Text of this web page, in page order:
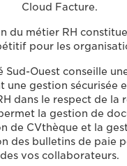
Cloud Facture.
du métier RH
pour les
Sud-Ouest conseille
une gestion sécurisée
dans le respect de la
la gestion de
de CVthèque et la
des bulletins de paie
des vos collaborateurs.